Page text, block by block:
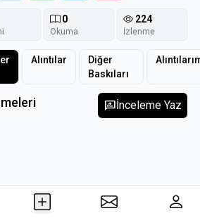
0
Okuma
224
İzlenme
Alıntılar
Diğer
Baskıları
rate_reviewİnceleme Yaz